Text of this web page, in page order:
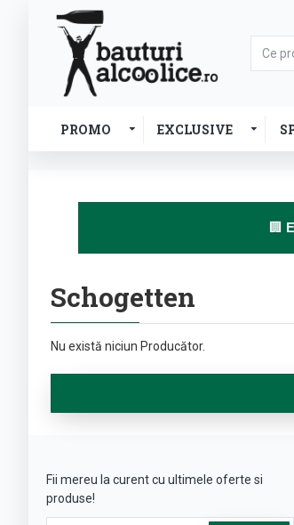
PROMO EXCLUSIVE
🏢
Schogetten
Nu există niciun Producător.
Fii mereu la curent cu ultimele oferte si
produse!